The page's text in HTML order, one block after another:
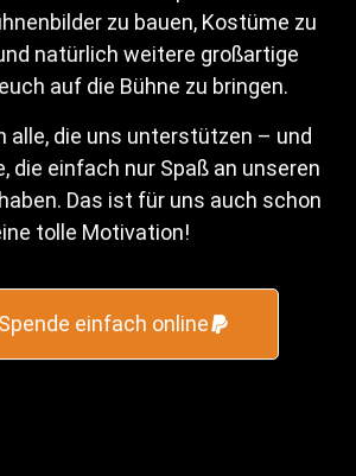
Einlösen
Ticketing-Software von pretix
alter Gutscheine